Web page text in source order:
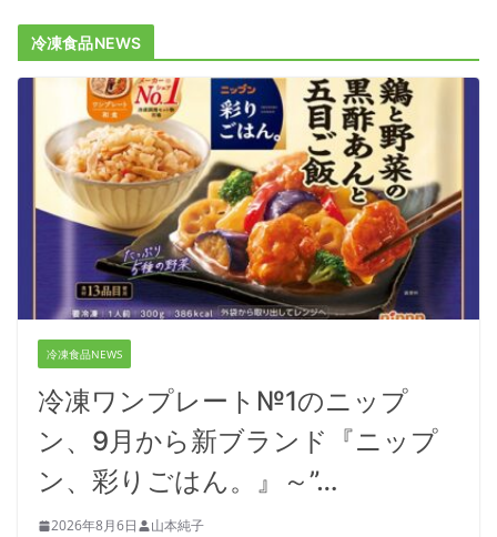
冷凍食品NEWS
冷凍食品NEWS
冷凍ワンプレート№1のニップ
ン、9月から新ブランド『ニップ
ン、彩りごはん。』～”…
2026年8月6日 山本純子